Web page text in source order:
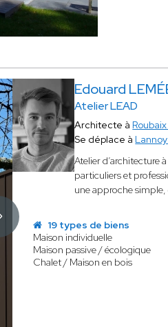
Edouard
Atelier LEAD
Architecte à
Se déplace à
Atelier d’architecture
particuliers et
une approche simple,
19 types de biens
Maison individuelle
Maison passive / écologique
Chalet / Maison en bois